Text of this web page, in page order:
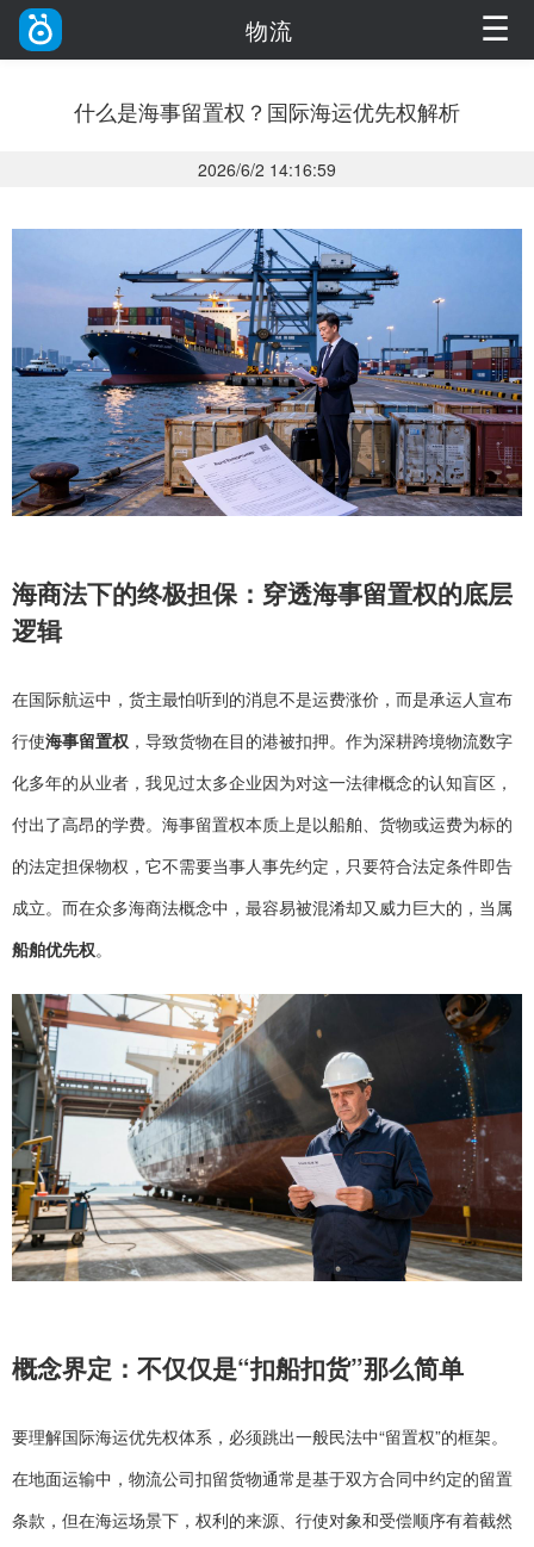
物流 ☰
什么是海事留置权？国际海运优先权解析
2026/6/2 14:16:59
海商法下的终极担保：穿透海事留置权的底层
逻辑
在国际航运中，货主最怕听到的消息不是运费涨价，而是承运人宣布
行使海事留置权 ，导致货物在目的港被扣押。作为深耕跨境物流数字
化多年的从业者，我见过太多企业因为对这一法律概念的认知盲区，
付出了高昂的学费。海事留置权本质上是以船舶、货物或运费为标的
的法定担保物权，它不需要当事人事先约定，只要符合法定条件即告
成立。而在众多海商法概念中，最容易被混淆却又威力巨大的，当属
船舶优先权。
概念界定：不仅仅是“扣船扣货”那么简单
要理解国际海运优先权体系，必须跳出一般民法中“留置权”的框架。
在地面运输中，物流公司扣留货物通常是基于双方合同中约定的留置
条款，但在海运场景下，权利的来源、行使对象和受偿顺序有着截然